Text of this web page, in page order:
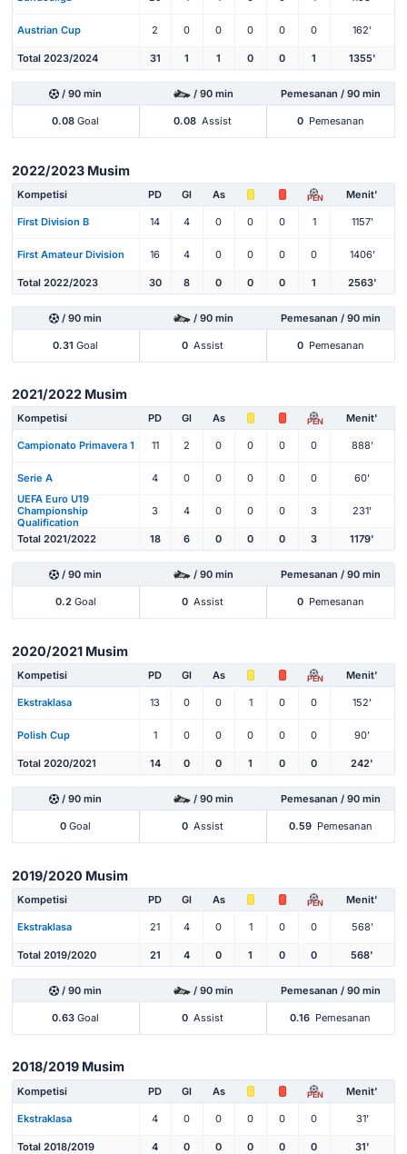
Austrian Cup 2 0 0 0 0 0 162'
Total 2023/2024 31 1 1 0 0 1 1355'
/ 90 min / 90 min Pemesanan / 90 min
0.08 Goal 0.08 Assist 0 Pemesanan
2022/2023 Musim
Kompetisi PD Gl As PEN Menit'
First Division B 14 4 0 0 0 1 1157'
First Amateur Division 16 4 0 0 0 0 1406'
Total 2022/2023 30 8 0 0 0 1 2563'
/ 90 min / 90 min Pemesanan / 90 min
0.31 Goal 0 Assist 0 Pemesanan
2021/2022 Musim
Kompetisi PD Gl As PEN Menit'
Campionato Primavera 1 11 2 0 0 0 0 888'
Serie A 4 0 0 0 0 0
60'
UEFA Euro U19
Championship
Qualification
3 4 0 0 0 3 231'
Total 2021/2022 18 6 0 0 0 3 1179'
/ 90 min / 90 min Pemesanan / 90 min
0.2Goal 0 Assist 0 Pemesanan
2020/2021 Musim
Kompetisi PD Gl As PEN Menit'
Ekstraklasa 13 0 0 1 0 0 152'
Polish Cup 1 0 0 0 0 0 90'
Total 2020/2021 14 0 0 1 0 0 242'
/ 90 min / 90 min Pemesanan / 90 min
0 Goal 0 Assist 0.59 Pemesanan
2019/2020 Musim
Kompetisi PD Gl As PEN Menit'
Ekstraklasa 21 4 0 1 0 0 568'
Total 2019/2020 21 4 0 1 0 0 568'
/ 90 min / 90 min Pemesanan / 90 min
0.63 Goal 0 Assist 0.16 Pemesanan
2018/2019 Musim
Kompetisi PD Gl As PEN Menit'
Ekstraklasa 4 0 0 0 0 0 31'
Total 2018/2019 4 0 0 0 0 0 31'